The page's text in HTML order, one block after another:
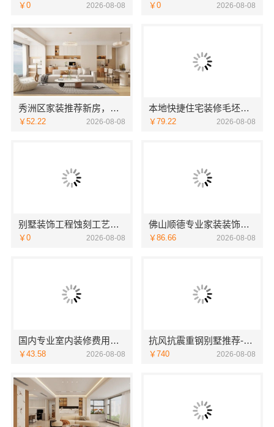
￥0 2026-08-08 ￥0 2026-08-08
秀洲区家装推荐新房，嘉兴锦居装饰材料有限公司
￥52.22 2026-08-08
本地快捷住宅装修毛坯房本地快装
￥79.22 2026-08-08
别墅装饰工程蚀刻工艺多少钱——江苏东钢金属家居有限公司
￥0 2026-08-08
佛山顺德专业家装装饰，雅居美家一体化服务更靠谱
￥86.66 2026-08-08
国内专业室内装修费用预算，江西圣匠新型环保材料有限公司
￥43.58 2026-08-08
抗风抗震重钢别墅推荐-云南晟构建筑建材有限公司精选
￥740 2026-08-08